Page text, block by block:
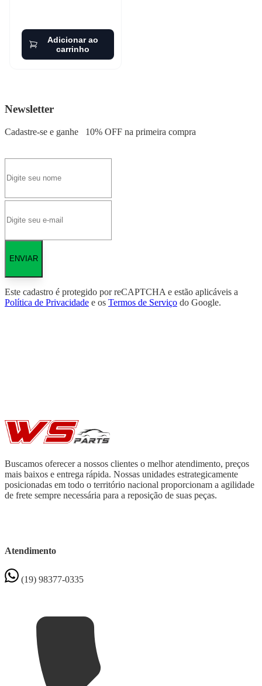
Adicionar ao
carrinho
Newsletter
Cadastre-se e ganhe 10% OFF na primeira compra
ENVIAR
Este cadastro é protegido por reCAPTCHA e estão aplicáveis a
Política de Privacidade e os Termos de Serviço do Google.
Buscamos oferecer a nossos clientes o melhor atendimento, preços
mais baixos e entrega rápida. Nossas unidades estrategicamente
posicionadas em todo o território nacional proporcionam a agilidade
de frete sempre necessária para a reposição de suas peças.
Atendimento
(19) 98377-0335